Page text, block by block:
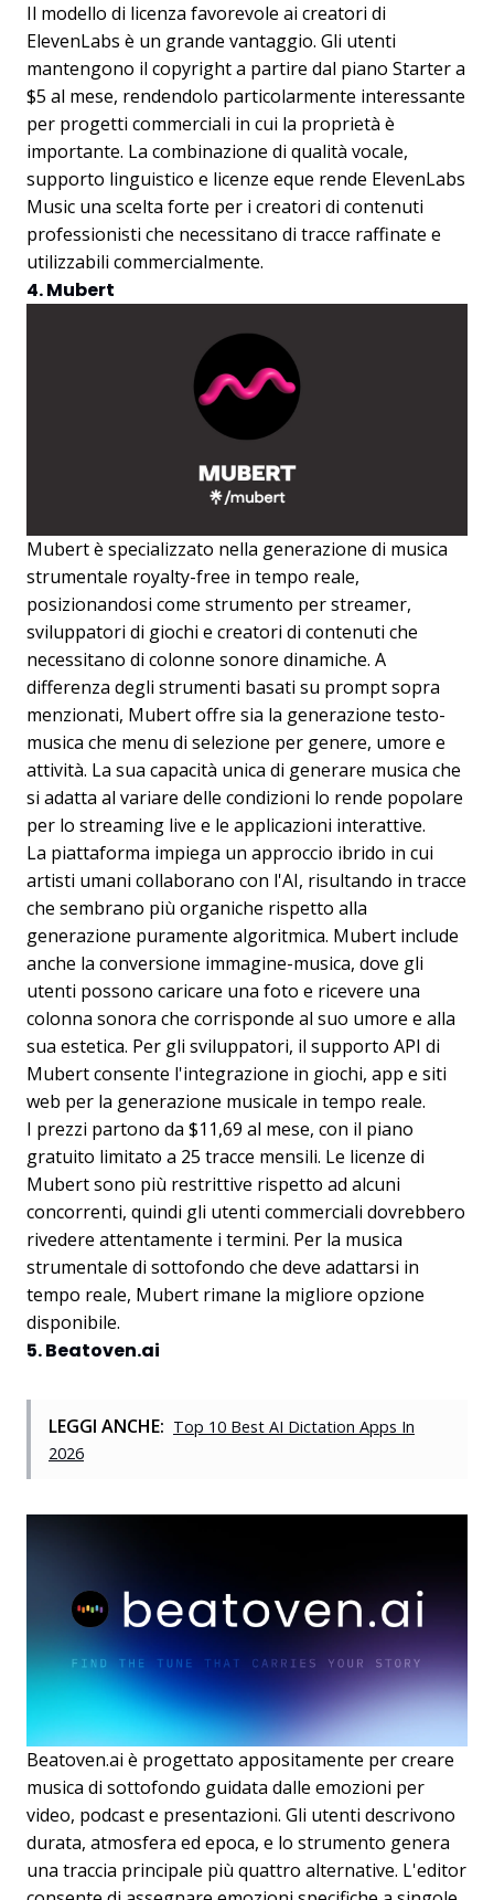
Il modello di licenza favorevole ai creatori di
ElevenLabs è un grande vantaggio. Gli utenti
mantengono il copyright a partire dal piano Starter a
$5 al mese, rendendolo particolarmente interessante
per progetti commerciali in cui la proprietà è
importante. La combinazione di qualità vocale,
supporto linguistico e licenze eque rende ElevenLabs
Music una scelta forte per i creatori di contenuti
professionisti che necessitano di tracce raffinate e
utilizzabili commercialmente.
4. Mubert
Mubert è specializzato nella generazione di musica
strumentale royalty-free in tempo reale,
posizionandosi come strumento per streamer,
sviluppatori di giochi e creatori di contenuti che
necessitano di colonne sonore dinamiche. A
differenza degli strumenti basati su prompt sopra
menzionati, Mubert offre sia la generazione testo-
musica che menu di selezione per genere, umore e
attività. La sua capacità unica di generare musica che
si adatta al variare delle condizioni lo rende popolare
per lo streaming live e le applicazioni interattive.
La piattaforma impiega un approccio ibrido in cui
artisti umani collaborano con l'AI, risultando in tracce
che sembrano più organiche rispetto alla
generazione puramente algoritmica. Mubert include
anche la conversione immagine-musica, dove gli
utenti possono caricare una foto e ricevere una
colonna sonora che corrisponde al suo umore e alla
sua estetica. Per gli sviluppatori, il supporto API di
Mubert consente l'integrazione in giochi, app e siti
web per la generazione musicale in tempo reale.
I prezzi partono da $11,69 al mese, con il piano
gratuito limitato a 25 tracce mensili. Le licenze di
Mubert sono più restrittive rispetto ad alcuni
concorrenti, quindi gli utenti commerciali dovrebbero
rivedere attentamente i termini. Per la musica
strumentale di sottofondo che deve adattarsi in
tempo reale, Mubert rimane la migliore opzione
disponibile.
5. Beatoven.ai
LEGGI ANCHE: Top 10 Best AI Dictation Apps In
2026
Beatoven.ai è progettato appositamente per creare
musica di sottofondo guidata dalle emozioni per
video, podcast e presentazioni. Gli utenti descrivono
durata, atmosfera ed epoca, e lo strumento genera
una traccia principale più quattro alternative. L'editor